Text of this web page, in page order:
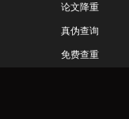
论文降重
真伪查询
免费查重